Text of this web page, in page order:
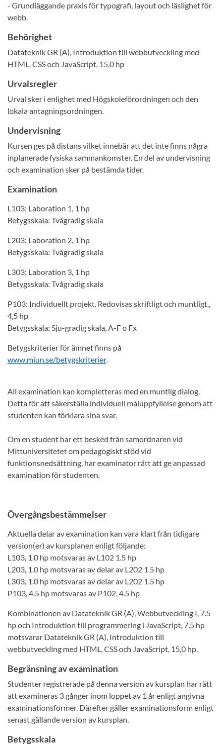
- Grundläggande praxis för typografi, layout och läslighet för
webb.
Behörighet
Datateknik GR (A), Introduktion till webbutveckling med
HTML, CSS och JavaScript, 15,0 hp
Urvalsregler
Urval sker i enlighet med Högskoleförordningen och den
lokala antagningsordningen.
Undervisning
Kursen ges på distans vilket innebär att det inte finns några
inplanerade fysiska sammankomster. En del av undervisning
och examination sker på bestämda tider.
Examination
L103: Laboration 1, 1 hp
Betygsskala: Tvågradig skala
L203: Laboration 2, 1 hp
Betygsskala: Tvågradig skala
L303: Laboration 3, 1 hp
Betygsskala: Tvågradig skala
P103: Individuellt projekt. Redovisas skriftligt och muntligt.,
4,5 hp
Betygsskala: Sju-gradig skala, A-F o Fx
Betygskriterier för ämnet finns på
www.miun.se/betygskriterier.
All examination kan kompletteras med en muntlig dialog.
Detta för att säkerställa individuell måluppfyllelse genom att
studenten kan förklara sina svar.
Om en student har ett besked från samordnaren vid
Mittuniversitetet om pedagogiskt stöd vid
funktionsnedsättning, har examinator rätt att ge anpassad
examination för studenten.
Övergångsbestämmelser
Aktuella delar av examination kan vara klart från tidigare
version(er) av kursplanen enligt följande:
L103, 1.0 hp motsvaras av L102 1.5 hp
L203, 1.0 hp motsvaras av delar av L202 1.5 hp
L303, 1.0 hp motsvaras av delar av L202 1.5 hp
P103, 4.5 hp motsvaras av P102, 4.5 hp
Kombinationen av Datateknik GR (A), Webbutveckling I, 7.5
hp och Introduktion till programmering i JavaScript, 7,5 hp
motsvarar Datateknik GR (A), Introduktion till
webbutveckling med HTML, CSS och JavaScript, 15,0 hp.
Begränsning av examination
Studenter registrerade på denna version av kursplan har rätt
att examineras 3 gånger inom loppet av 1 år enligt angivna
examinationsformer. Därefter gäller examinationsform enligt
senast gällande version av kursplan.
Betygsskala